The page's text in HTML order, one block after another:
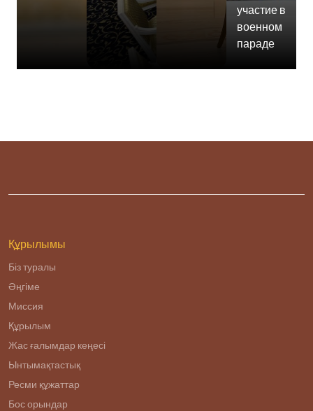
участие в
военном
параде
Құрылымы
Біз туралы
Әңгіме
Миссия
Құрылым
Жас ғалымдар кеңесі
Ынтымақтастық
Ресми құжаттар
Бос орындар